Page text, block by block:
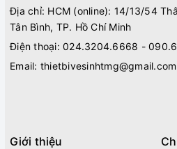
Địa chỉ: HCM (online): 14/13/54
Tân Bình, TP. Hồ Chí Minh
Điện thoại: 024.3204.6668 -
Email: thietbivesinhtmg@gmail.com
Giới thiệu